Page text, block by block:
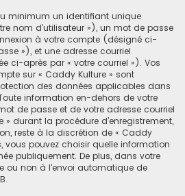
minimum un identifiant unique
nom d’utilisateur »), un mot de passe
à votre compte (désigné ci-
»), et une adresse courriel
ci-après par « votre courriel »). Vos
sur « Caddy Kulture » sont
des données applicables dans
information en-dehors de votre
de passe et de votre adresse courriel
» durant la procédure d’enregistrement,
reste à la discrétion de « Caddy
vous pouvez choisir quelle information
publiquement. De plus, dans votre
ou non à l’envoi automatique de